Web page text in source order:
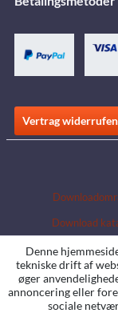
Vertrag widerrufen
Download
Denne
tekniske drift af
øger
annoncering eller
sociale